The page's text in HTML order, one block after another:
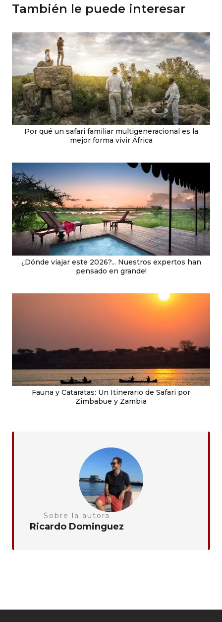
También le puede interesar
Por qué un safari familiar multigeneracional es la
mejor forma vivir África
¿Dónde viajar este 2026?... Nuestros expertos han
pensado en grande!
Fauna y Cataratas: Un Itinerario de Safari por
Zimbabue y Zambia
Sobre la autora
Ricardo Dominguez